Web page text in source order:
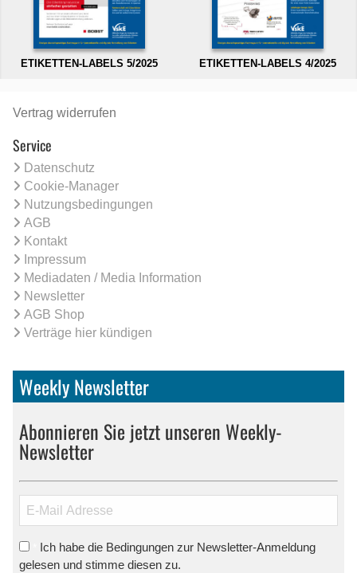
ETIKETTEN-LABELS 5/2025 ETIKETTEN-LABELS 4/2025
Vertrag widerrufen
Service
Datenschutz
Cookie-Manager
Nutzungsbedingungen
AGB
Kontakt
Impressum
Mediadaten / Media Information
Newsletter
AGB Shop
Verträge hier kündigen
Weekly Newsletter
Abonnieren Sie jetzt unseren Weekly-
Newsletter
Ich habe die Bedingungen zur Newsletter-Anmeldung
gelesen und stimme diesen zu.